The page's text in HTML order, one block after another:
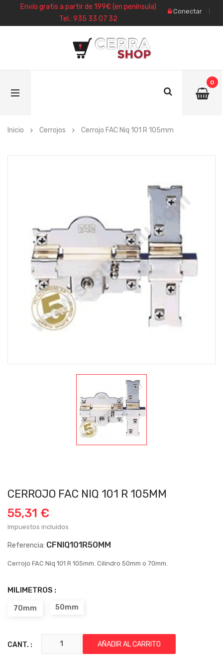
Envío gratis a partir de 199€ (en península)
Tel.: 935 33 07 32
Conectar
0
Inicio Cerrojos Cerrojo FAC Niq 101 R 105mm
CERROJO FAC NIQ 101 R 105MM
55,31 €
Impuestos incluidos
Referencia: CFNIQ101R50MM
Cerrojo FAC Niq 101 R 105mm. Cilindro 50mm o 70mm.
MILIMETROS :
70mm 50mm
CANT. : AÑADIR AL CARRITO